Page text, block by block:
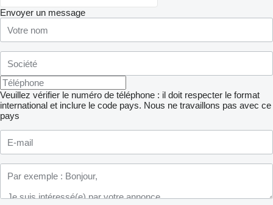
Envoyer un message
Veuillez vérifier le numéro de téléphone : il doit respecter le format
international et inclure le code pays. Nous ne travaillons pas avec ce
pays